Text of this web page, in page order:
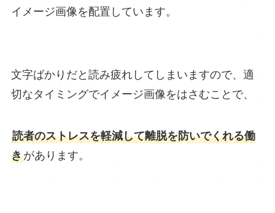
イメージ画像を配置しています。
文字ばかりだと読み疲れしてしまいますので、適
切なタイミングでイメージ画像をはさむことで、
読者のストレスを軽減して離脱を防いでくれる働
きがあります。